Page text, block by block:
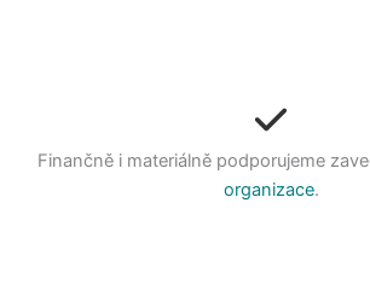
Finančně i materiálně podporujeme
organizace.